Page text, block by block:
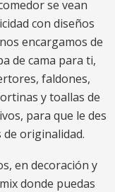
se vean
con diseños
encargamos de
de cama para ti,
faldones,
y toallas de
para que le des
originalidad.
en decoración y
donde puedas